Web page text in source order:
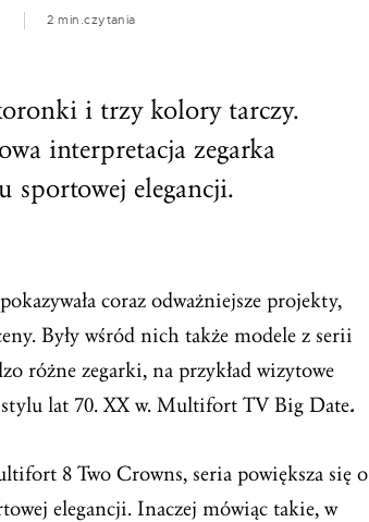
2 min.czytania
i trzy kolory tarczy.
interpretacja zegarka
sportowej elegancji.
coraz odważniejsze projekty,
Były wśród nich także modele z serii
różne zegarki, na przykład wizytowe
lat 70. XX w. Multifort TV Big Date.
8 Two Crowns, seria powiększa się o
elegancji. Inaczej mówiąc takie, w